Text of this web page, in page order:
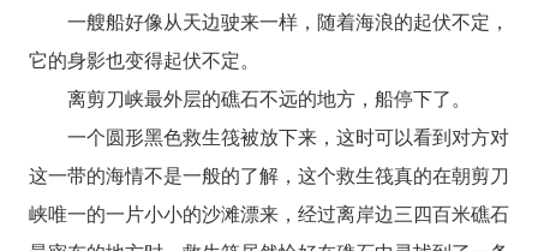
一艘船好像从天边驶来一样，随着海浪的起伏不定，
它的身影也变得起伏不定。
离剪刀峡最外层的礁石不远的地方，船停下了。
一个圆形黑色救生筏被放下来，这时可以看到对方对
这一带的海情不是一般的了解，这个救生筏真的在朝剪刀
峡唯一的一片小小的沙滩漂来，经过离岸边三四百米礁石